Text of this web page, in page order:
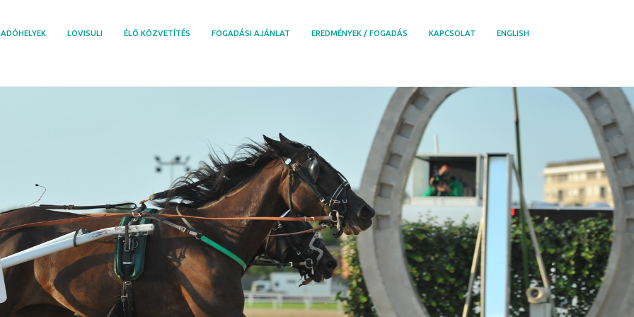
LOVISULI ÉLŐ KÖZVETÍTÉS FOGADÁSI AJÁNLAT EREDMÉNYEK / FOGADÁS KAPCSOLAT ENGLISH